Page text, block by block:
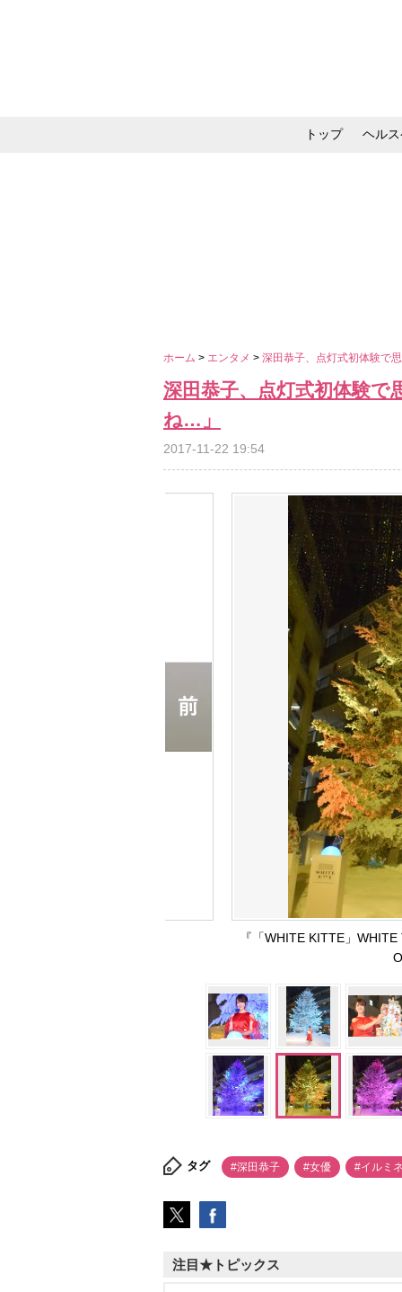
トップ ヘル
ホーム > エンタメ > 深田恭子、点灯式初体験で
深田恭子、点灯式初体験
ね…」
2017-11-22 19:54
『「WHITE KITTE」
タグ #深田恭子 #女優 #イルミ
注目★トピックス